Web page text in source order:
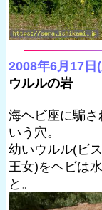
2008年6月17日
ウルルの岩
海ヘビ座に騙さ
いう穴。
幼いウルル(ビ
王女)をヘビは
と。